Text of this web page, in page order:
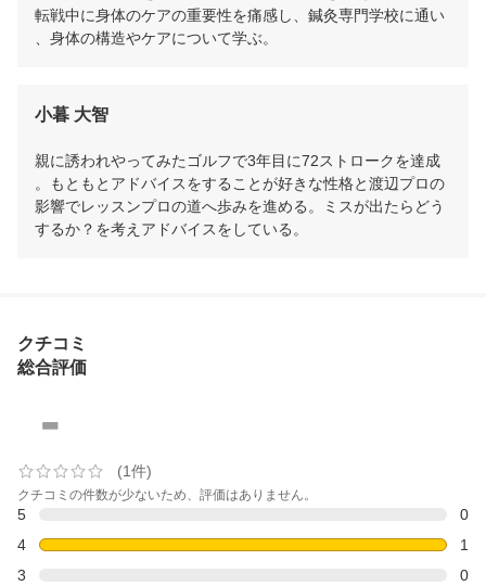
転戦中に身体のケアの重要性を痛感し、鍼灸専門学校に通い
、身体の構造やケアについて学ぶ。
小暮 大智
親に誘われやってみたゴルフで3年目に72ストロークを達成
。もともとアドバイスをすることが好きな性格と渡辺プロの
影響でレッスンプロの道へ歩みを進める。ミスが出たらどう
するか？を考えアドバイスをしている。
クチコミ
総合評価
-
(1件)
クチコミの件数が少ないため、評価はありません。
5
0
4
1
3
0